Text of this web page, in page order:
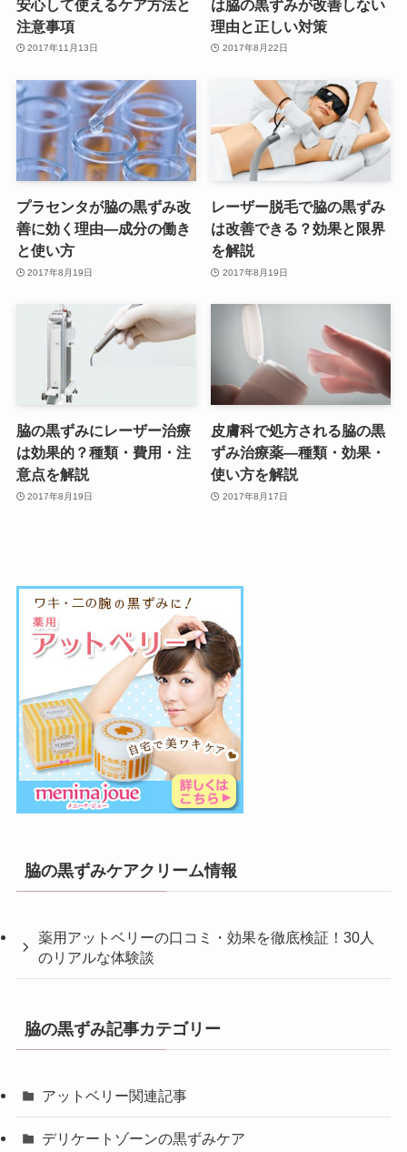
安心して使えるケア方法と
注意事項
2017年11月13日
は脇の黒ずみが改善しない
理由と正しい対策
2017年8月22日
プラセンタが脇の黒ずみ改
善に効く理由—成分の働き
と使い方
2017年8月19日
レーザー脱毛で脇の黒ずみ
は改善できる？効果と限界
を解説
2017年8月19日
脇の黒ずみにレーザー治療
は効果的？種類・費用・注
意点を解説
2017年8月19日
皮膚科で処方される脇の黒
ずみ治療薬—種類・効果・
使い方を解説
2017年8月17日
脇の黒ずみケアクリーム情報
薬用アットベリーの口コミ・効果を徹底検証！30人
のリアルな体験談
脇の黒ずみ記事カテゴリー
アットベリー関連記事
デリケートゾーンの黒ずみケア